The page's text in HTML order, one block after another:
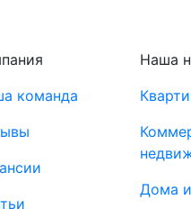
команда
Наша
Дома